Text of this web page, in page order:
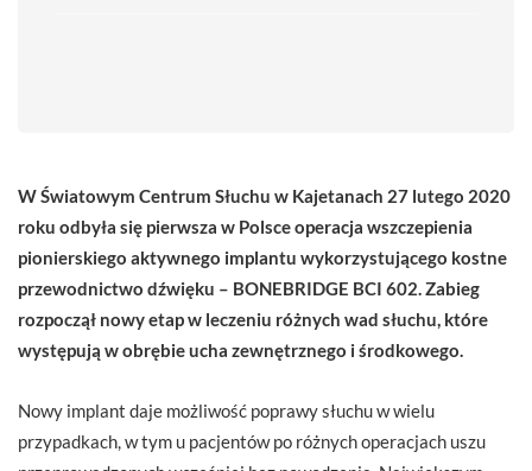
W Światowym Centrum Słuchu w Kajetanach 27 lutego 2020
roku odbyła się pierwsza w Polsce operacja wszczepienia
pionierskiego aktywnego implantu wykorzystującego kostne
przewodnictwo dźwięku – BONEBRIDGE BCI 602. Zabieg
rozpoczął nowy etap w leczeniu różnych wad słuchu, które
występują w obrębie ucha zewnętrznego i środkowego.
Nowy implant daje możliwość poprawy słuchu w wielu
przypadkach, w tym u pacjentów po różnych operacjach uszu